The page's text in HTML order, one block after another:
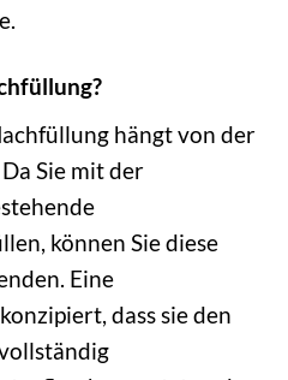
hängt von der
Sie mit der
können Sie diese
Eine
dass sie den